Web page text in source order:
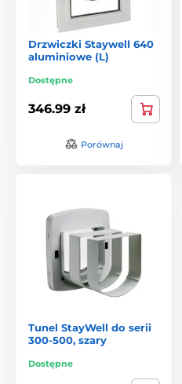
Drzwiczki Staywell 640
aluminiowe (L)
Dostępne
346.99 zł
Porównaj
Tunel StayWell do serii
300-500, szary
Dostępne